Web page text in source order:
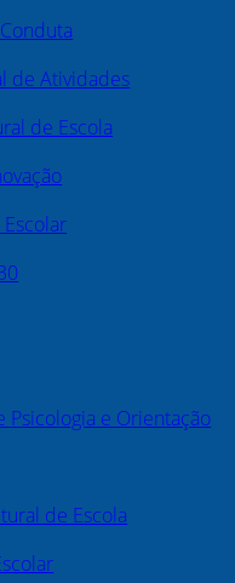
de Atividades
de Escola
Psicologia e Orientação
de Escola